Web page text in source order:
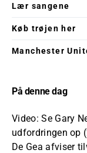
Lær sangene
Køb trøjen her
Manchester
På denne dag
Video: Se Gary
udfordringen op
De Gea afviser